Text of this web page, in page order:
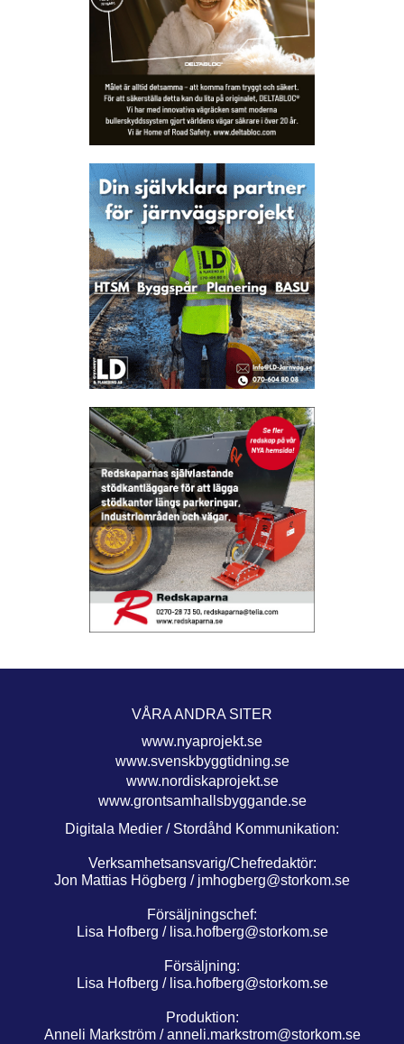
VÅRA ANDRA SITER
www.nyaprojekt.se
www.svenskbyggtidning.se
www.nordiskaprojekt.se
www.grontsamhallsbyggande.se
Digitala Medier / Stordåhd Kommunikation:
Verksamhetsansvarig/Chefredaktör:
Jon Mattias Högberg / jmhogberg@storkom.se
Försäljningschef:
Lisa Hofberg / lisa.hofberg@storkom.se
Försäljning:
Lisa Hofberg / lisa.hofberg@storkom.se
Produktion:
Anneli Markström / anneli.markstrom@storkom.se